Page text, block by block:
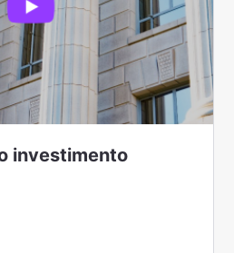
investimento